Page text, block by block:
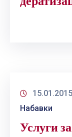
15.01.2015
Набавки
Услуги